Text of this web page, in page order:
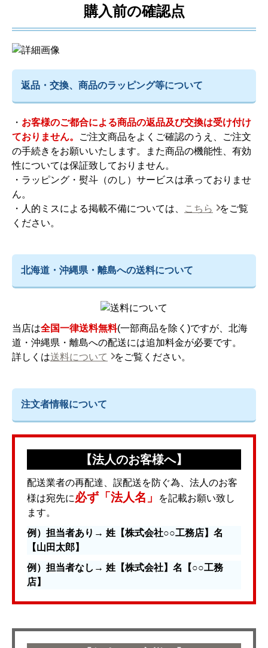
購入前の確認点
返品・交換、商品のラッピング等について
・ お客様のご都合による商品の返品及び交換は受け付け
ておりません。
ご注文商品をよくご確認のうえ、ご注文
の手続きをお願いいたします。また商品の機能性、有効
性については保証致しておりません。
・ラッピング・熨斗（のし）サービスは承っておりませ
ん。
・人的ミスによる掲載不備については、
こちら
をご覧
ください。
北海道・沖縄県・離島への送料について
当店は全国一律送料無料(一部商品を除く)ですが、北海
道・沖縄県・離島への配送には追加料金が必要です。
詳しくは送料について をご覧ください。
注文者情報について
【法人のお客様へ】
配送業者の再配達、誤配送を防ぐ為、法人のお客
様は宛先に必ず「法人名」
を記載お願い致し
ます。
例）担当者あり→ 姓【株式会社○○工務店】名
【山田太郎】
例）担当者なし→ 姓【株式会社】名【○○工務
店】